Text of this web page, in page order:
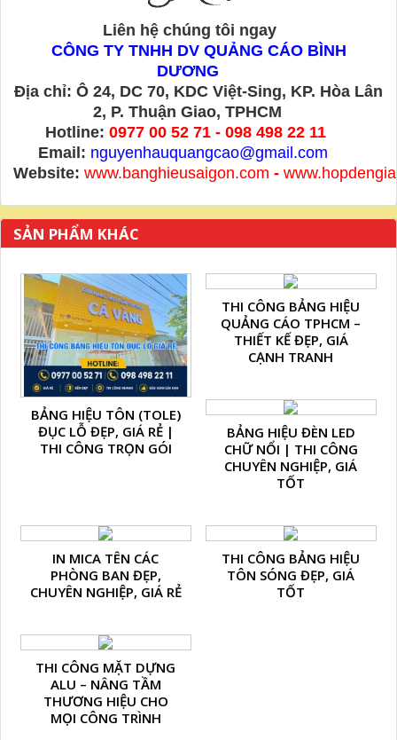
Liên hệ chúng tôi ngay
CÔNG TY TNHH DV QUẢNG CÁO BÌNH
DƯƠNG
Địa chỉ: Ô 24, DC 70, KDC Việt-Sing, KP. Hòa Lân
2, P. Thuận Giao, TPHCM
Hotline: 0977 00 52 71 - 098 498 22 11
Email: nguyenhauquangcao@gmail.com
Website: www.banghieusaigon.com -
SẢN PHẨM KHÁC
BẢNG HIỆU TÔN (TOLE)
ĐỤC LỖ ĐẸP, GIÁ RẺ |
THI CÔNG TRỌN GÓI
THI CÔNG BẢNG HIỆU
QUẢNG CÁO TPHCM –
THIẾT KẾ ĐẸP, GIÁ
CẠNH TRANH
BẢNG HIỆU ĐÈN LED
CHỮ NỔI | THI CÔNG
CHUYÊN NGHIỆP, GIÁ
TỐT
IN MICA TÊN CÁC
PHÒNG BAN ĐẸP,
CHUYÊN NGHIỆP, GIÁ RẺ
THI CÔNG BẢNG HIỆU
TÔN SÓNG ĐẸP, GIÁ
TỐT
THI CÔNG MẶT DỰNG
ALU – NÂNG TẦM
THƯƠNG HIỆU CHO
MỌI CÔNG TRÌNH